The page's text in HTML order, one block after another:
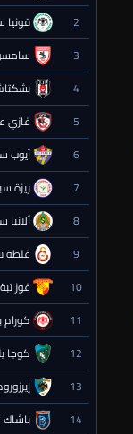
2 قونيا
3
4
5 غازي
6 أيوب
7 ريزة
8 ألانيا
9 غلطة
10 غوز تبة
11 كورام
12 كوجا
13
14